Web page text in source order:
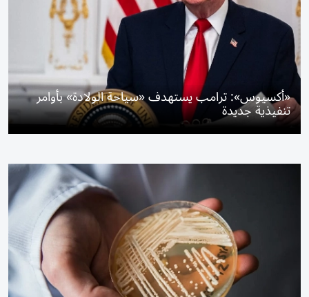
«أكسيوس»: ترامب يستهدف «سياحة الولادة» بأوامر
تنفيذية جديدة